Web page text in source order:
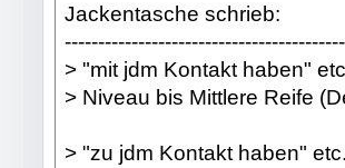
Jackentasche schrieb:
> "mit jdm Kontakt haben"
> Niveau bis Mittlere Reife
> "zu jdm Kontakt haben"